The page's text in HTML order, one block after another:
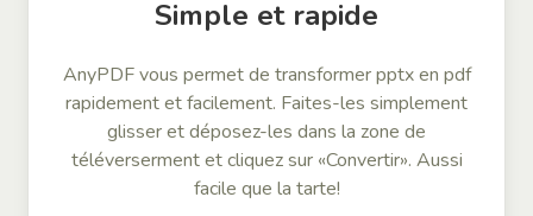
Simple et rapide
AnyPDF vous permet de transformer pptx en pdf
rapidement et facilement. Faites-les simplement
glisser et déposez-les dans la zone de
téléverserment et cliquez sur «Convertir». Aussi
facile que la tarte!